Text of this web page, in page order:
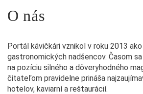
O nás
Portál kávičkári vznikol v roku 2013
gastronomických nadšencov. Časom
na pozíciu silného a dôveryhodného
čitateľom pravidelne prináša
hotelov, kaviarní a reštaurácií.